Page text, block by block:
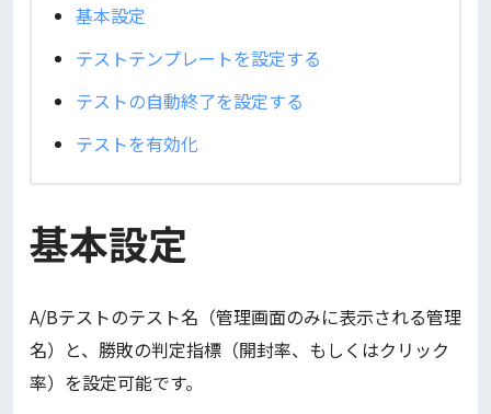
基本設定
テストテンプレートを設定する
テストの自動終了を設定する
テストを有効化
基本設定
A/Bテストのテスト名（管理画面のみに表示される管理
名）と、勝敗の判定指標（開封率、もしくはクリック
率）を設定可能です。